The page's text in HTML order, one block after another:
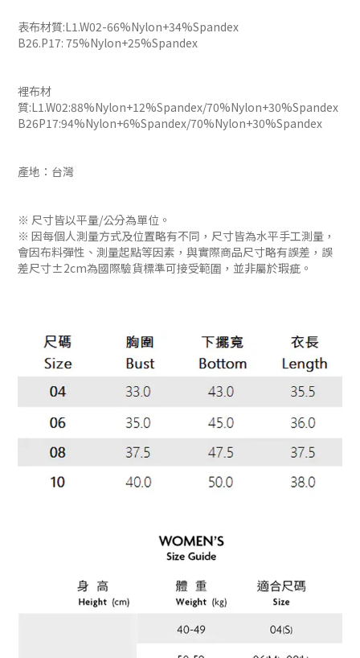
表布材質:L1.W02-66%Nylon+34%Spandex
B26.P17: 75%Nylon+25%Spandex
裡布材
質:L1.W02:88%Nylon+12%Spandex/70%Nylon+30%Spandex
B26P17:94%Nylon+6%Spandex/70%Nylon+30%Spandex
產地：台灣
※ 尺寸皆以平量/公分為單位。
※ 因每個人測量方式及位置略有不同，尺寸皆為水平手工測量，
會因布料彈性、測量起點等因素，與實際商品尺寸略有誤差，誤
差尺寸±2cm為國際驗貨標準可接受範圍，並非屬於瑕疵。